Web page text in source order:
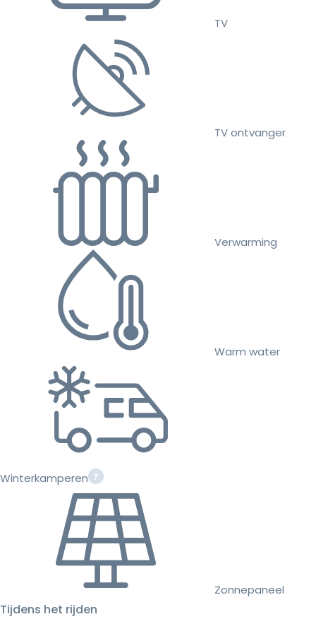
TV
TV ontvanger
Verwarming
Warm water
Winterkamperen
Zonnepaneel
Tijdens het rijden